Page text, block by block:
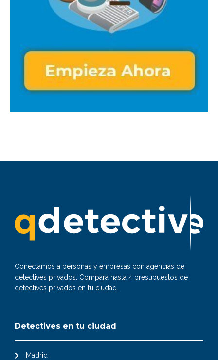
Conectamos a personas y empresas con agencias de
detectives privados. Compara hasta 4 presupuestos de
detectives privados en tu ciudad.
Detectives en tu ciudad
Madrid